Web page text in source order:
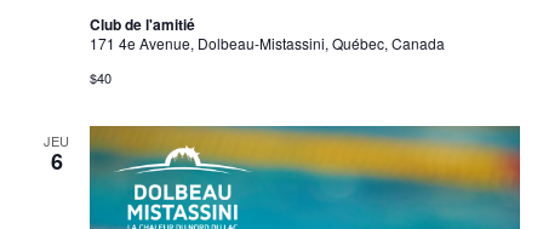
Club de l'amitié
171 4e Avenue, Dolbeau-Mistassini, Québec, Canada
$40
JEU
6